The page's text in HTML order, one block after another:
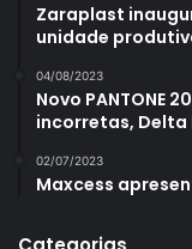
Zaraplast
unidade
04/08/2023
Novo PANTONE
incorretas, Delta
02/07/2023
Maxcess